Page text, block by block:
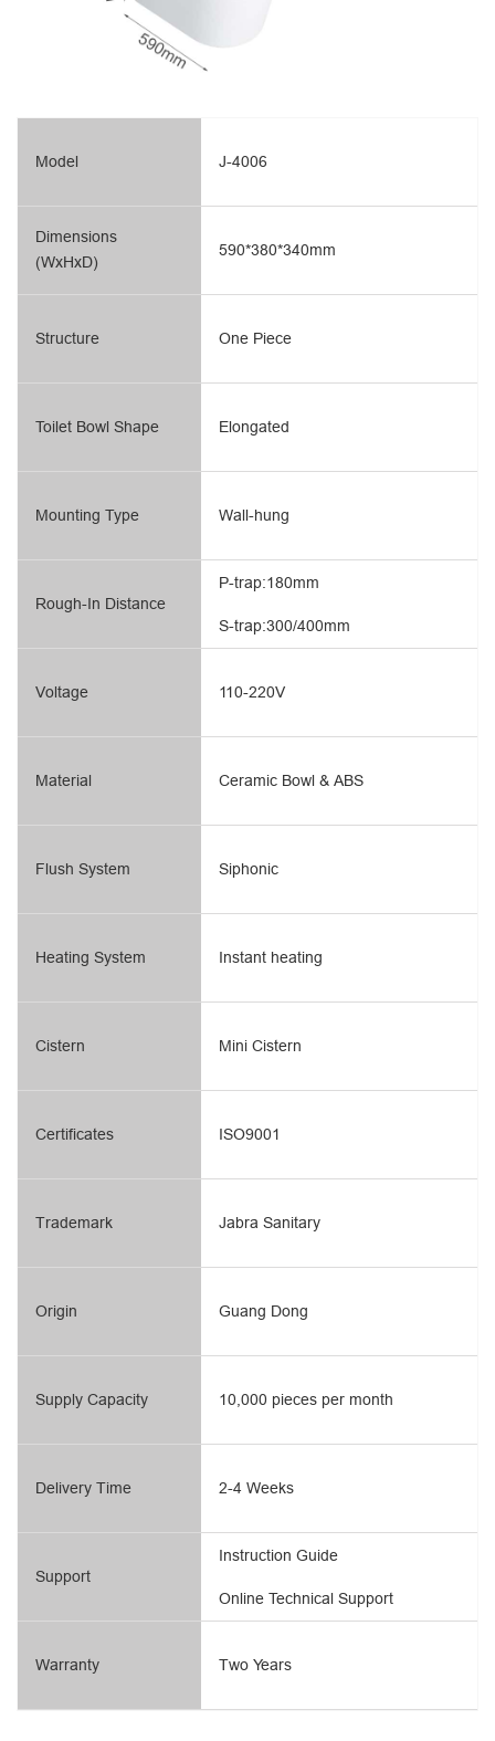
Model
Dimensions
(WxHxD)
Structure
Toilet Bowl Shape
Mounting Type
Rough-In Distance
Voltage
Material
Flush System
J-4006
590*380*340mm
One Piece
Elongated
Wall-hung
S-trap:300/400mm
P-trap:180mm
110-220V
Ceramic Bowl & ABS
Siphonic
Heating System
Cistern
Certificates
Trademark
Origin
Supply Capacity
Delivery Time
Support
Warranty
Instant heating
Mini Cistern
ISO9001
Jabra Sanitary
Guang Dong
10,000 pieces per month
2-4 Weeks
Online Technical Support
Instruction Guide
Two Years